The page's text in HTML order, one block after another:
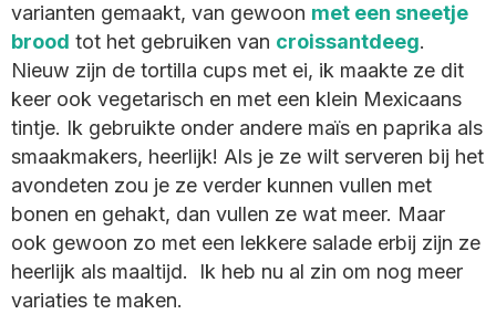
varianten gemaakt, van gewoon met een sneetje
brood tot het gebruiken van croissantdeeg.
Nieuw zijn de tortilla cups met ei, ik maakte ze dit
keer ook vegetarisch en met een klein Mexicaans
tintje. Ik gebruikte onder andere maïs en paprika als
smaakmakers, heerlijk! Als je ze wilt serveren bij het
avondeten zou je ze verder kunnen vullen met
bonen en gehakt, dan vullen ze wat meer. Maar
ook gewoon zo met een lekkere salade erbij zijn ze
heerlijk als maaltijd. Ik heb nu al zin om nog meer
variaties te maken.